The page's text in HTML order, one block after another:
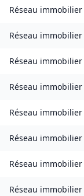
Réseau immobilier
Réseau immobilier
Réseau immobilier
Réseau immobilier
Réseau immobilier
Réseau immobilier
Réseau immobilier
Réseau immobilier